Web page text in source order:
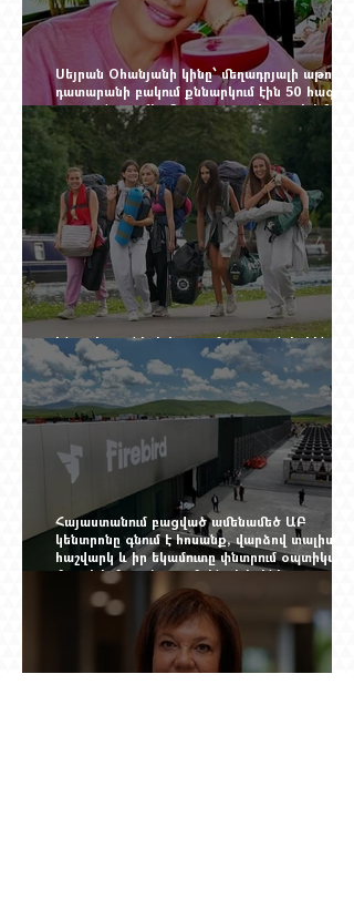
Սեյրան Օհանյանի կինը՝ մեղադրյալի աթոռին.
դատարանի բակում քննարկում էին 50 հազար
դոլարանոց «Հերմես» պայուսակը, դահլիճում՝
625 միլիոն 470 հազար դրամի երկու գործարք
Ինչու է ռուսների հոսքը Հայաստան կրկին
ակտիվացել
Հայաստանում բացված ամենամեծ ԱԲ
կենտրոնը գնում է հոսանք, վարձով տալիս
հաշվարկ և իր եկամուտը փնտրում
մալուխի մյուս ծայրում. ինչ է իրենից
ներկայացնում Firebird AI-ն